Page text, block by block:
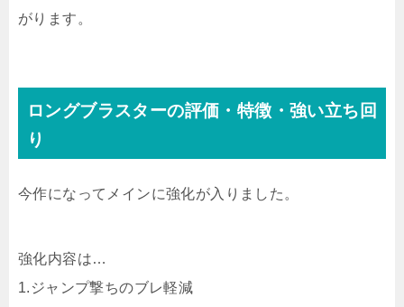
がります。
ロングブラスターの評価・特徴・強い立ち回
り
今作になってメインに強化が入りました。
強化内容は…
1.ジャンプ撃ちのブレ軽減